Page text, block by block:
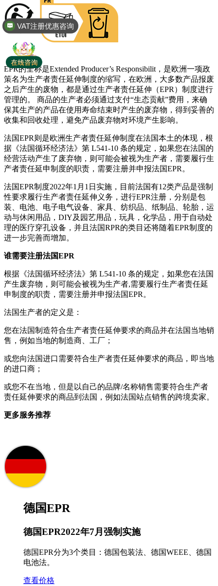
EPR的全称是Extended Producer’s Responsibilit，是欧洲一项政
策名为生产者责任延伸制度的缩写，在欧洲，大多数产品报废
之后产生的废物，都是通过生产者责任延伸（EPR）制度进行
管理的。 商品的生产者必须通过支付“生态贡献”费用，来确
保其生产的产品在使用寿命结束时产生的废弃物，得到妥善的
收集和回收处理，避免产品废弃物对环境产生影响。
法国EPR则是欧洲生产者责任延伸制度在法国本土的体现，根
据《法国循环经济法》第 L541-10 条的规定，如果您在法国的
经营活动产生了废弃物，则可能会被视为生产者，需要履行生
产者责任延申制度的职责，需要注册并申报法国EPR。
法国EPR制度2022年1月1日实施，目前法国有12类产品是强制
性要求履行生产者责任延伸义务，进行EPR注册，分别是包
装、电池、电子电气设备、家具、纺织品、纸制品、轮胎，运
动与休闲用品，DIY及园艺用品，玩具，化学品，用于自动处
理的医疗穿孔设备，并且法国RPR的类目还将随着EPR制度的
进一步完善而增加。
谁需要注册法国EPR
根据《法国循环经济法》第 L541-10 条的规定，如果您在法国
产生废弃物，则可能会被视为生产者,需要履行生产者责任延
申制度的职责，需要注册并申报法国EPR。
法国生产者的定义是：
您在法国制造符合生产者责任延伸要求的商品并在法国当地销
售，例如当地的制造商、工厂；
或您向法国进口需要符合生产者责任延伸要求的商品，即当地
的进口商；
或您不在当地，但是以自己的品牌/名称销售需要符合生产者
责任延伸要求的商品到法国，例如法国站点销售的跨境卖家。
更多服务推荐
德国EPR
德国EPR2022年7月强制实施
德国EPR分为3个类目：德国包装法、德国WEEE、德国
电池法。
查看价格
VAT注册优惠咨询